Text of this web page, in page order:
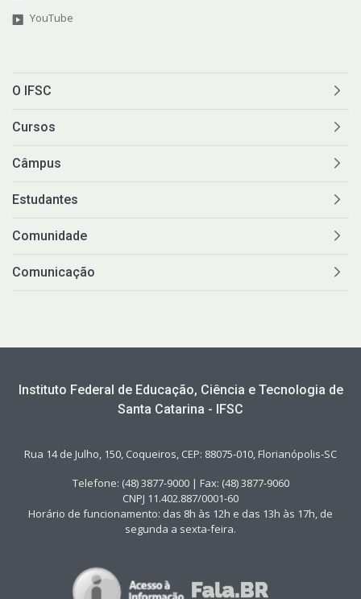
YouTube
O IFSC
Cursos
Câmpus
Estudantes
Comunidade
Comunicação
Instituto Federal de Educação, Ciência e Tecnologia de
Santa Catarina - IFSC
Rua 14 de Julho, 150, Coqueiros, CEP: 88075-010, Florianópolis-SC
Telefone: (48) 3877-9000 | Fax: (48) 3877-9060
CNPJ 11.402.887/0001-60
Horário de funcionamento: das 8h às 12h e das 13h às 17h, de
segunda a sexta-feira.